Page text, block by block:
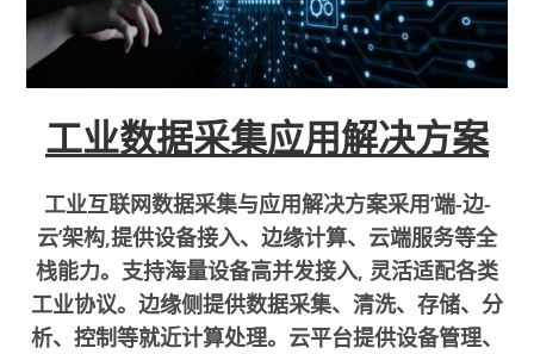
工业数据采集应用解决方案
工业互联网数据采集与应用解决方案采用’端-边-
云’架构,提供设备接入、边缘计算、云端服务等全
栈能力。支持海量设备高并发接入, 灵活适配各类
工业协议。边缘侧提供数据采集、清洗、存储、分
析、控制等就近计算处理。云平台提供设备管理、